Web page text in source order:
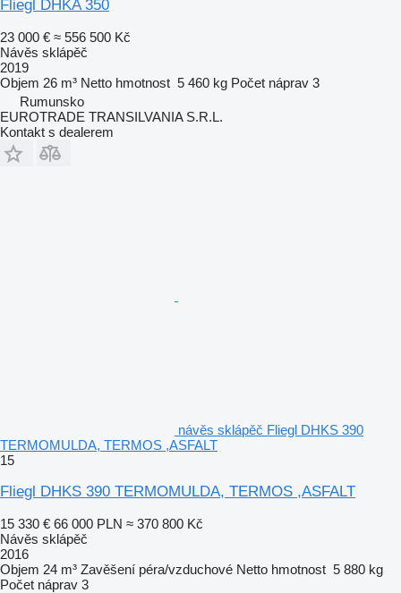
Fliegl DHKA 350
23 000 € ≈ 556 500 Kč
Návěs sklápěč
2019
Objem 26 m³ Netto hmotnost 5 460 kg Počet náprav 3
Rumunsko
EUROTRADE TRANSILVANIA S.R.L.
Kontakt s dealerem
návěs sklápěč Fliegl DHKS 390
TERMOMULDA, TERMOS ,ASFALT
15
Fliegl DHKS 390 TERMOMULDA, TERMOS ,ASFALT
15 330 € 66 000 PLN ≈ 370 800 Kč
Návěs sklápěč
2016
Objem 24 m³ Zavěšení péra/vzduchové Netto hmotnost 5 880 kg
Počet náprav 3